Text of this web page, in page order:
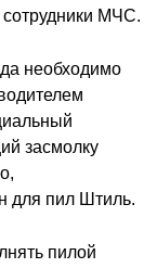
МЧС.
необходимо
засмолку
для пил Штиль.
пилой